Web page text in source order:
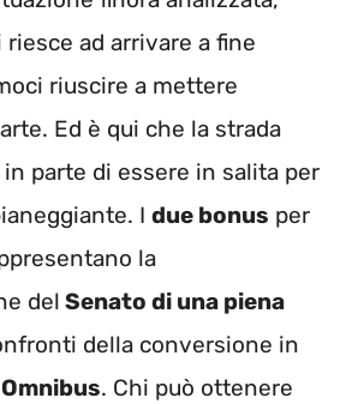
ad arrivare a fine
riuscire a mettere
Ed è qui che la strada
parte di essere in salita per
I due bonus per
la
del Senato di una piena
della conversione in
. Chi può ottenere